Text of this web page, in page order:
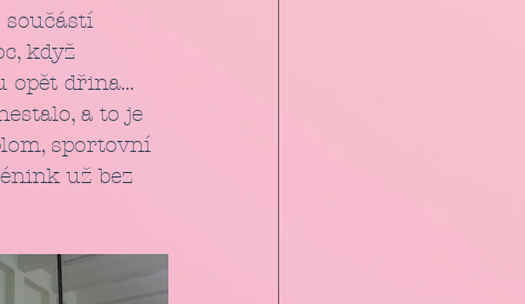
součástí
když
opět dřina...
sportovní
už bez